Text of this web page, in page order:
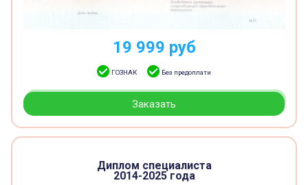
19 999 руб
ГОЗНАК Без предоплати
Заказать
Диплом специалиста
2014-2025 года